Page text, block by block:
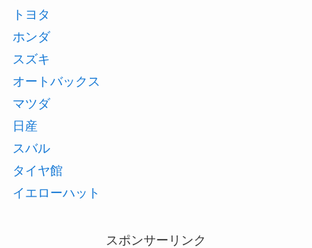
トヨタ
ホンダ
スズキ
オートバックス
マツダ
日産
スバル
タイヤ館
イエローハット
スポンサーリンク